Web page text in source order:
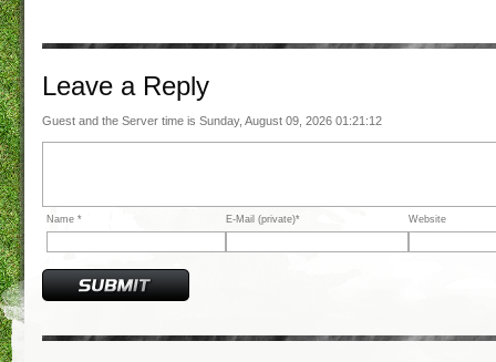
Leave a Reply
Guest and the Server time is Sunday, August 09, 2026 01:21:12
Name * E-Mail (private)* Website